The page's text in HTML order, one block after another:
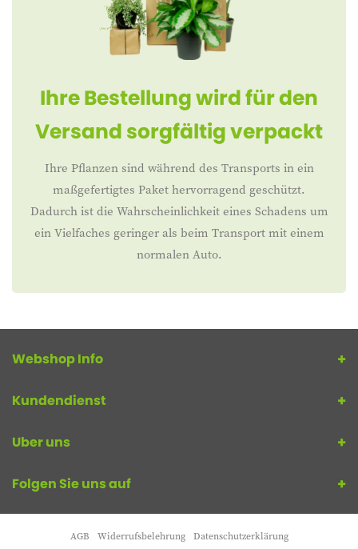
Ihre Bestellung wird für den
Versand sorgfältig verpackt
Ihre Pflanzen sind während des Transports in ein
maßgefertigtes Paket hervorragend geschützt.
Dadurch ist die Wahrscheinlichkeit eines Schadens um
ein Vielfaches geringer als beim Transport mit einem
normalen Auto.
Webshop Info
Kundendienst
Uber uns
Folgen Sie uns auf
AGB Widerrufsbelehrung Datenschutzerklärung